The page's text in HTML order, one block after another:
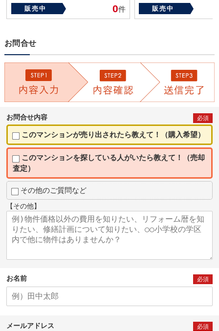
販売中
0件
販売中
お問合せ
お問合せ内容 必須
このマンションが売り出されたら教えて！（購入希望）
このマンションを探している人がいたら教えて！（売却
査定）
その他のご質問など
【その他】
お名前 必須
メールアドレス 必須